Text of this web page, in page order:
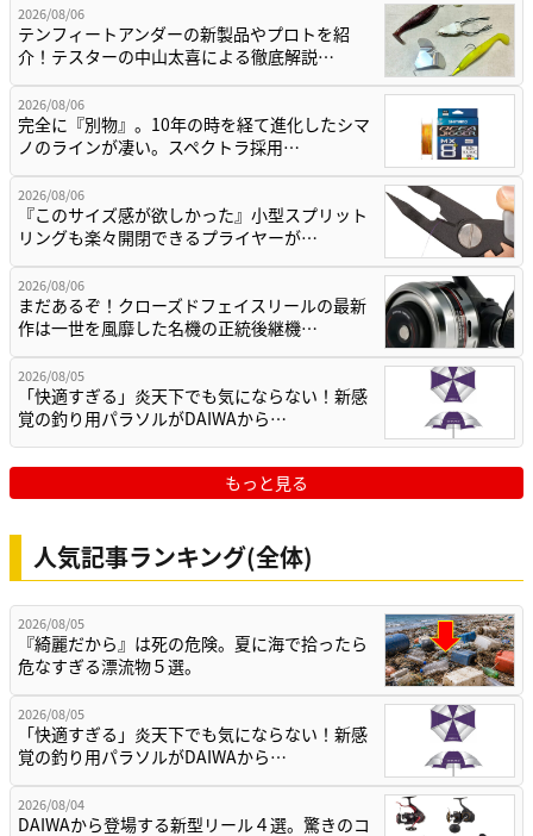
2026/08/06
テンフィートアンダーの新製品やプロトを紹
介！テスターの中山太喜による徹底解説…
2026/08/06
完全に『別物』。10年の時を経て進化したシマ
ノのラインが凄い。スペクトラ採用…
2026/08/06
『このサイズ感が欲しかった』小型スプリット
リングも楽々開閉できるプライヤーが…
2026/08/06
まだあるぞ！クローズドフェイスリールの最新
作は一世を風靡した名機の正統後継機…
2026/08/05
「快適すぎる」炎天下でも気にならない！新感
覚の釣り用パラソルがDAIWAから…
もっと見る
人気記事ランキング(全体)
2026/08/05
『綺麗だから』は死の危険。夏に海で拾ったら
危なすぎる漂流物５選。
2026/08/05
「快適すぎる」炎天下でも気にならない！新感
覚の釣り用パラソルがDAIWAから…
2026/08/04
DAIWAから登場する新型リール４選。驚きのコ